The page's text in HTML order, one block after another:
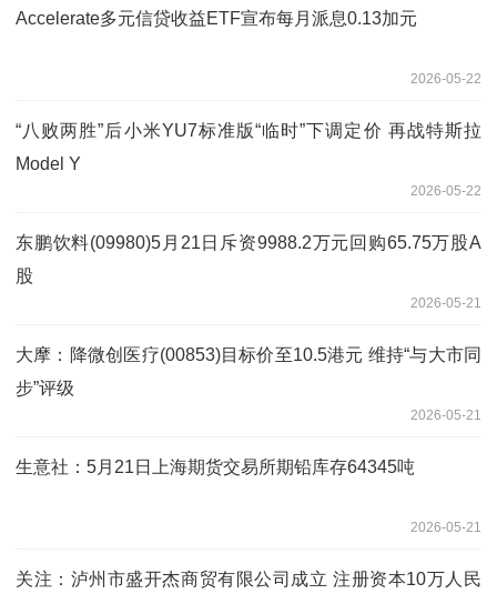
Accelerate多元信贷收益ETF宣布每月派息0.13加元
2026-05-22
“八败两胜”后小米YU7标准版“临时”下调定价 再战特斯拉
Model Y
2026-05-22
东鹏饮料(09980)5月21日斥资9988.2万元回购65.75万股A
股
2026-05-21
大摩：降微创医疗(00853)目标价至10.5港元 维持“与大市同
步”评级
2026-05-21
生意社：5月21日上海期货交易所期铅库存64345吨
2026-05-21
关注：泸州市盛开杰商贸有限公司成立 注册资本10万人民